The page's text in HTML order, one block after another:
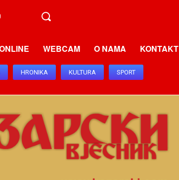
WEBCAM O NAMA KONTAKT
HRONIKA KULTURA SPORT
I VUČIĆA OSNAŽILI I SRBIJU I SRPSKU